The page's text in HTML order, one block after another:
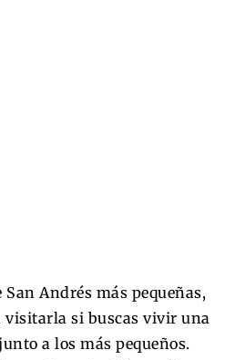
Andrés más pequeñas,
visitarla si buscas vivir una
a los más pequeños.